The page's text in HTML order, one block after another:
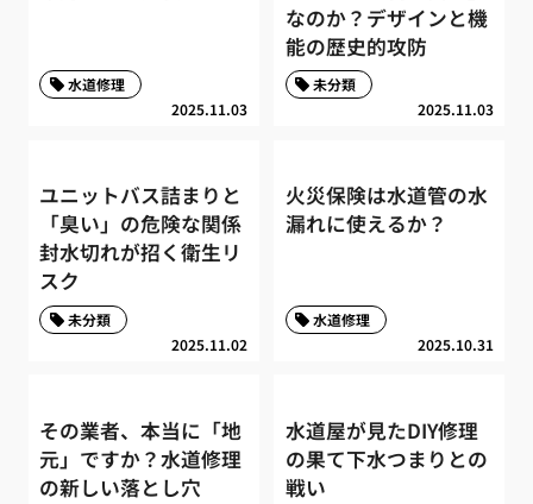
2025.11.03
水道修理
なのか？デザインと機
能の歴史的攻防
2025.11.03
未分類
ユニットバス詰まりと
「臭い」の危険な関係
封水切れが招く衛生リ
スク
2025.11.02
未分類
火災保険は水道管の水
漏れに使えるか？
2025.10.31
水道修理
その業者、本当に「地
元」ですか？水道修理
の新しい落とし穴
水道屋が見たDIY修理
の果て下水つまりとの
戦い